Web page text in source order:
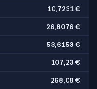
10,7231 €
26,8076 €
53,6153 €
107,23 €
268,08 €